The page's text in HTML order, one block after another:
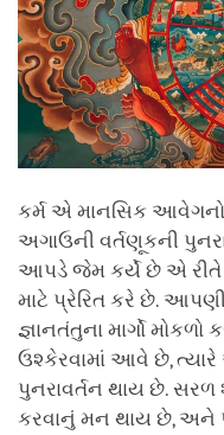
કર્મ એ માનસિક
અગાઉની વર્તણૂકની
આપડે જેમ કર્યે છે એ રીતે
માટે પ્રેરિત કરે છે.
જ્ઞાનતંતુના માર્ગો
ઉશ્કેરવામાં આવે છે,
પુનરાવર્તન થાય છે.
કરવાનું મન થાય છે,